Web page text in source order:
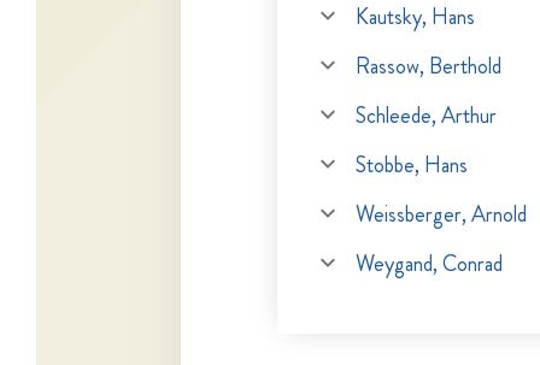
Kautsky, Hans
Rassow, Berthold
Schleede, Arthur
Stobbe, Hans
Weissberger, Arnold
Weygand, Conrad